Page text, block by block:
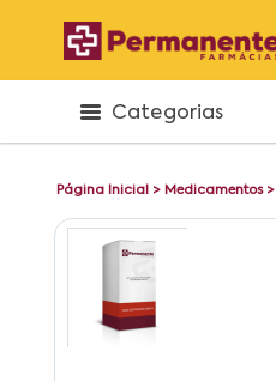
Categorias
Página Inicial > Medicamentos>